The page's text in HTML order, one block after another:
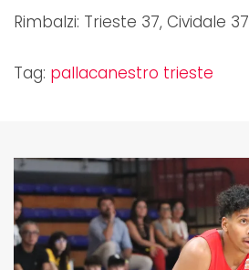
Rimbalzi: Trieste 37, Cividale 37
Tag: pallacanestro trieste